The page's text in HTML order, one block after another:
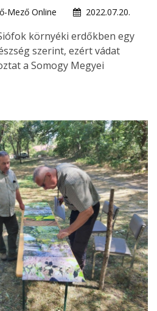
Mező Online
2022.07.20.
környéki erdőkben egy
szerint, ezért vádat
a Somogy Megyei